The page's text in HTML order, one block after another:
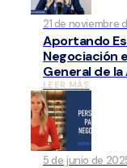
21 de noviembre
Aportando
Negociación
General de la
LEER MÁS
5 de junio de